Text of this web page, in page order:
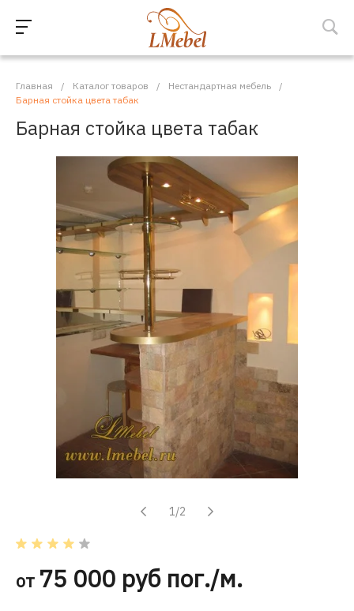
Главная / Каталог товаров / Нестандартная мебель
/
Барная стойка цвета табак
Барная стойка цвета табак
1/2
от 75 000 руб пог./м.